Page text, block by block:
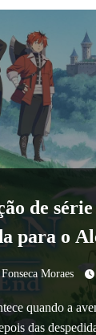
de
para o
Moraes
quando a
das